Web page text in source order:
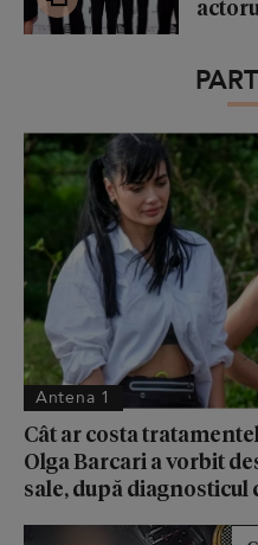
Antena 1
Cât ar costa
Olga Barcari a vorbit
sale, după diagnosticul